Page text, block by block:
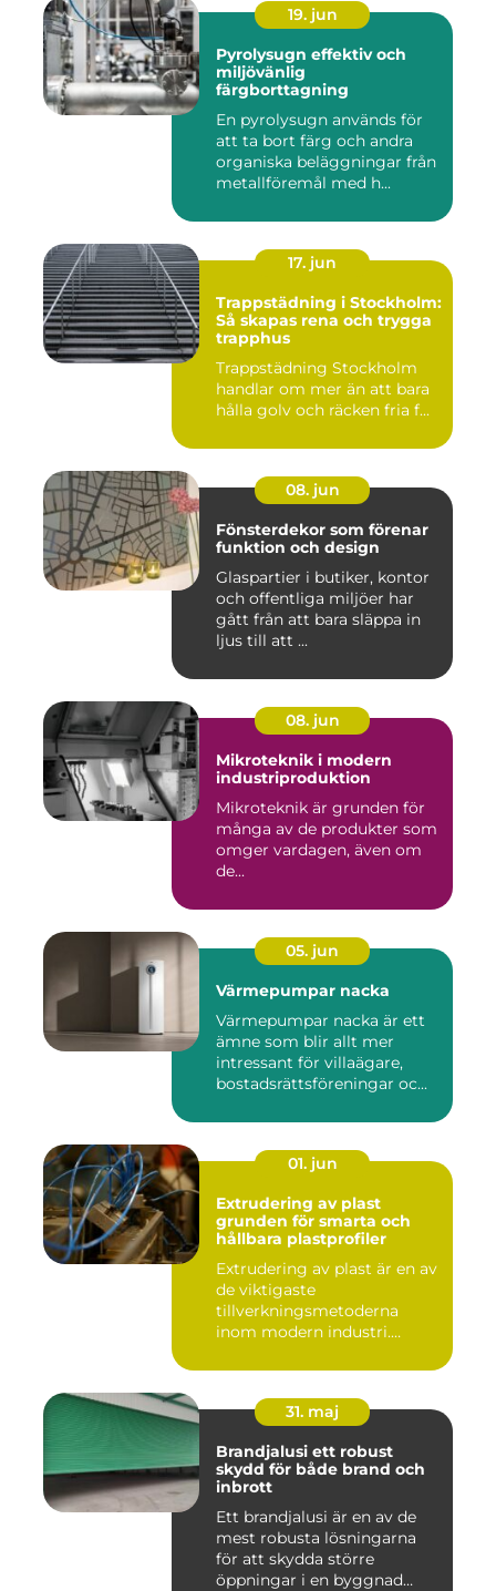
19. jun
Pyrolysugn effektiv och
miljövänlig
färgborttagning
En pyrolysugn används för
att ta bort färg och andra
organiska beläggningar från
metallföremål med h...
17. jun
Trappstädning i Stockholm:
Så skapas rena och trygga
trapphus
Trappstädning Stockholm
handlar om mer än att bara
hålla golv och räcken fria f...
08. jun
Fönsterdekor som förenar
funktion och design
Glaspartier i butiker, kontor
och offentliga miljöer har
gått från att bara släppa in
ljus till att ...
08. jun
Mikroteknik i modern
industriproduktion
Mikroteknik är grunden för
många av de produkter som
omger vardagen, även om
de...
05. jun
Värmepumpar nacka
Värmepumpar nacka är ett
ämne som blir allt mer
intressant för villaägare,
bostadsrättsföreningar oc...
01. jun
Extrudering av plast
grunden för smarta och
hållbara plastprofiler
Extrudering av plast är en av
de viktigaste
tillverkningsmetoderna
inom modern industri.
31. maj
Brandjalusi ett robust
skydd för både brand och
inbrott
Ett brandjalusi är en av de
mest robusta lösningarna
för att skydda större
öppningar i en byggnad